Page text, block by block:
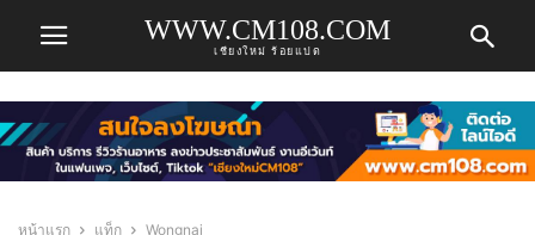
WWW.CM108.COM
เชียงใหม่ ร้อยแปด
หน้าแรก แท็ก Wongnai